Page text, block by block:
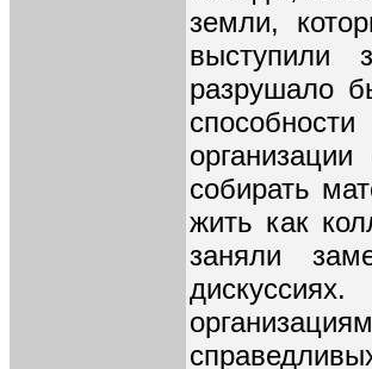
земли,
выступили
разрушало
собирать
жить как
заняли